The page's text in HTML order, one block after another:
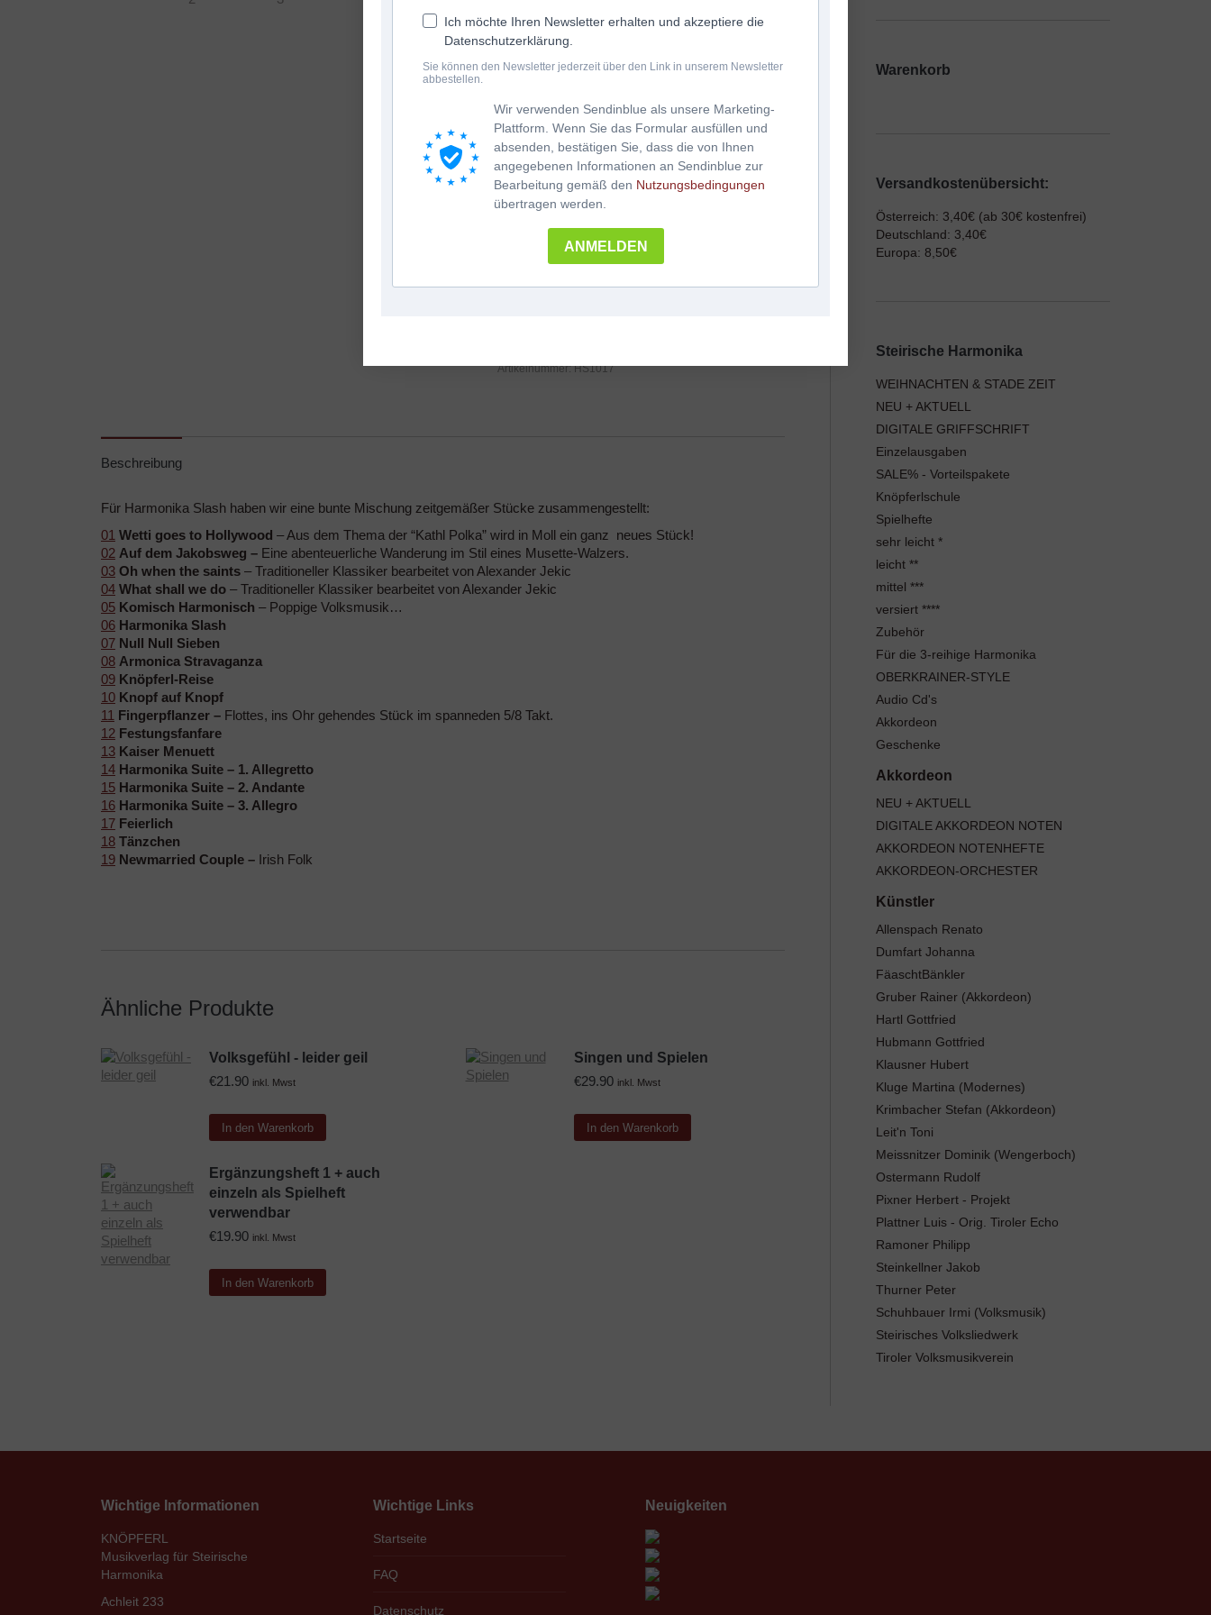
bietet eine Einführung in die Welt der Moll-
Akkorde und Tonarten –
die ideale Repertoire-Ergänzung für den
Klassik & Pop & Folk meets Steirische!
19 innnovative Stücke für Bühne &
Konzert
für 4-reihige Harmonika
inkl. Audio-CD
in allen Stimmungen
Harmonika
Artikelnummer:HS1017
Beschreibung
Für Harmonika Slash haben wir eine bunte Mischung zeitgemäßer Stücke zusammengestellt:
01 Wetti goes to Hollywood – Aus dem Thema der “Kathl Polka” wird in Moll ein ganz neues Stück!
02 Auf dem Jakobsweg – Eine abenteuerliche Wanderung im Stil eines Musette-Walzers.
03 Oh when the saints – Traditioneller Klassiker bearbeitet von Alexander Jekic
04 What shall we do – Traditioneller Klassiker bearbeitet von Alexander Jekic
05 Komisch Harmonisch – Poppige Volksmusik…
06 Harmonika Slash
07 Null Null Sieben
08 Armonica Stravaganza
09 Knöpferl-Reise
10 Knopf auf Knopf
11 Fingerpflanzer – Flottes, ins Ohr gehendes Stück im spanneden 5/8 Takt.
12 Festungsfanfare
13 Kaiser Menuett
14 Harmonika Suite – 1. Allegretto
15 Harmonika Suite – 2. Andante
16 Harmonika Suite – 3. Allegro
17 Feierlich
18 Tänzchen
19 Newmarried Couple – Irish Folk
Ähnliche Produkte
Volksgefühl - leider geil
€21.90 inkl. Mwst
In den Warenkorb
Singen und Spielen
€29.90 inkl. Mwst
In den Warenkorb
Ergänzungsheft 1 + auch
einzeln als Spielheft
verwendbar
€19.90 inkl. Mwst
In den Warenkorb
Warenkorb
Versandkostenübersicht:
Österreich: 3,40€ (ab 30€ kostenfrei)
Deutschland: 3,40€
Europa: 8,50€
Steirische Harmonika
WEIHNACHTEN & STADE ZEIT
NEU + AKTUELL
DIGITALE GRIFFSCHRIFT
Einzelausgaben
SALE% - Vorteilspakete
Knöpferlschule
Spielhefte
sehr leicht *
leicht **
mittel ***
versiert ****
Zubehör
Für die 3-reihige Harmonika
OBERKRAINER-STYLE
Audio Cd's
Akkordeon
Geschenke
NEU + AKTUELL
DIGITALE AKKORDEON NOTEN
AKKORDEON NOTENHEFTE
AKKORDEON-ORCHESTER
Allenspach Renato
Dumfart Johanna
FäaschtBänkler
Gruber Rainer (Akkordeon)
Hartl Gottfried
Hubmann Gottfried
Klausner Hubert
Kluge Martina (Modernes)
Krimbacher Stefan (Akkordeon)
Leit'n Toni
Meissnitzer Dominik (Wengerboch)
Ostermann Rudolf
Pixner Herbert - Projekt
Plattner Luis - Orig. Tiroler Echo
Ramoner Philipp
Steinkellner Jakob
Thurner Peter
Schuhbauer Irmi (Volksmusik)
Steirisches Volksliedwerk
Tiroler Volksmusikverein
Wichtige Informationen
KNÖPFERL
Musikverlag für Steirische
Harmonika
Achleit 233
Wichtige Links
Startseite
FAQ
Datenschutz
Neuigkeiten
Ich möchte Ihren Newsletter erhalten und akzeptiere die
Datenschutzerklärung.
Sie können den Newsletter jederzeit über den Link in unserem Newsletter
abbestellen.
Wir verwenden Sendinblue als unsere Marketing-
Plattform. Wenn Sie das Formular ausfüllen und
absenden, bestätigen Sie, dass die von Ihnen
angegebenen Informationen an Sendinblue zur
Bearbeitung gemäß den Nutzungsbedingungen
übertragen werden.
ANMELDEN